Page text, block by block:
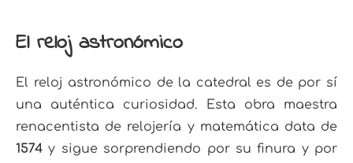
El reloj astronómico
El reloj astronómico de la catedral es de por sí
una auténtica curiosidad. Esta obra maestra
renacentista de relojería y matemática data de
1574 y sigue sorprendiendo por su finura y por